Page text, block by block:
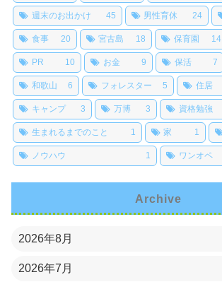
週末のお出かけ 45 男性育休 24
食事 20 宮古島 18 保育園 14
PR 10 お金 9 保活 7
和歌山 6 フォレスター 5 住居
キャンプ 3 万博 3 資格勉強
生まれるまでのこと 1 家 1
ノウハウ 1 ワンオペ
Archive
2026年8月
2026年7月